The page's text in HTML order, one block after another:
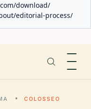
download/
editorial-process/
COLOSSEO